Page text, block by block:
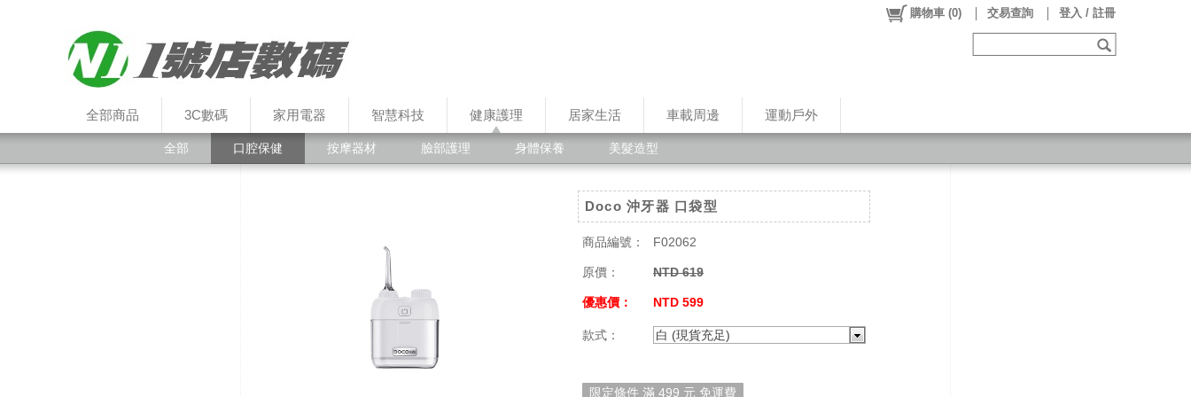
全部商品 3C數碼 家用電器 智慧科技 健康護理 居家生活 車載周邊 運動戶外
購物車 (0) 交易查詢 登入 / 註冊
全部 口腔保健 按摩器材 臉部護理 身體保養 美髮造型
Doco 沖牙器 口袋型
商品編號： F02062
原價： NTD 619
優惠價： NTD 599
款式： 白 (現貨充足)
限定條件 滿 499 元 免運費